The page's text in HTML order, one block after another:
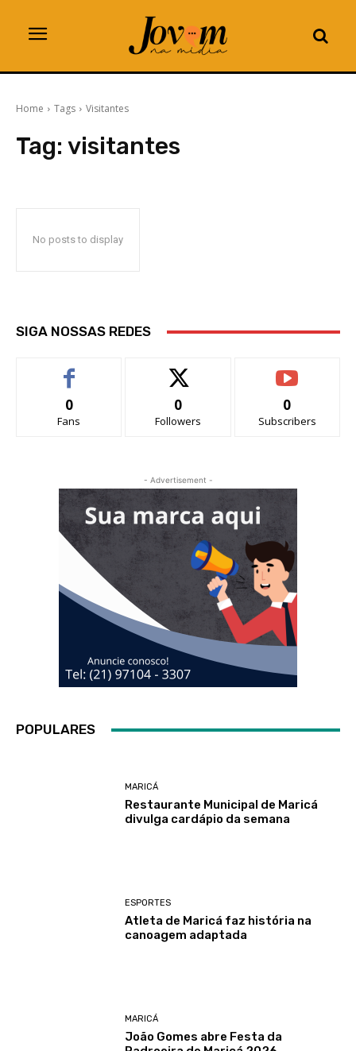
Home Tags Visitantes
Tag: visitantes
No posts to display
SIGA NOSSAS REDES
0
Fans
0
Followers
0
Subscribers
- Advertisement -
POPULARES
MARICÁ
Restaurante Municipal de Maricá
divulga cardápio da semana
ESPORTES
Atleta de Maricá faz história na
canoagem adaptada
MARICÁ
João Gomes abre Festa da